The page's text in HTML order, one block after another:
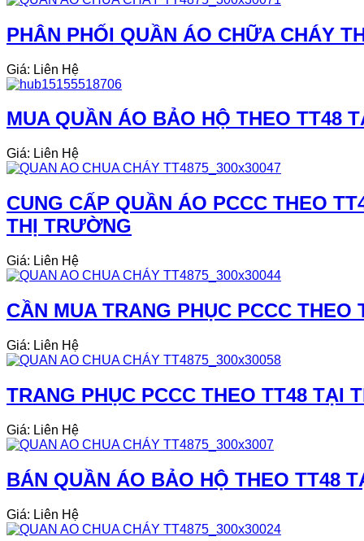
PHÂN PHỐI QUẦN ÁO CHỮA CHÁY
Giá: Liên Hệ
MUA QUẦN ÁO BẢO HỘ THEO TT48
Giá: Liên Hệ
CUNG CẤP QUẦN ÁO PCCC THEO
THỊ TRƯỜNG
Giá: Liên Hệ
CẦN MUA TRANG PHỤC PCCC
Giá: Liên Hệ
TRANG PHỤC PCCC THEO TT48 TẠI
Giá: Liên Hệ
BÁN QUẦN ÁO BẢO HỘ THEO TT48
Giá: Liên Hệ